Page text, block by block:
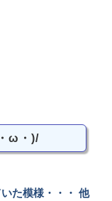
ω・)/
た模様・・・ 他